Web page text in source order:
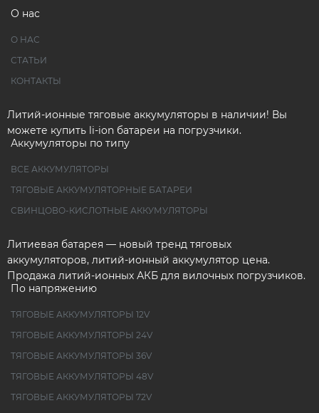
О нас
О НАС
СТАТЬИ
КОНТАКТЫ
Литий-ионные тяговые аккумуляторы в наличии! Вы
можете купить li-ion батареи на погрузчики.
Аккумуляторы по типу
ВСЕ АККУМУЛЯТОРЫ
ТЯГОВЫЕ АККУМУЛЯТОРНЫЕ БАТАРЕИ
СВИНЦОВО-КИСЛОТНЫЕ АККУМУЛЯТОРЫ
Литиевая батарея — новый тренд тяговых
аккумуляторов, литий-ионный аккумулятор цена.
Продажа литий-ионных АКБ для вилочных погрузчиков.
По напряжению
ТЯГОВЫЕ АККУМУЛЯТОРЫ 12V
ТЯГОВЫЕ АККУМУЛЯТОРЫ 24V
ТЯГОВЫЕ АККУМУЛЯТОРЫ 36V
ТЯГОВЫЕ АККУМУЛЯТОРЫ 48V
ТЯГОВЫЕ АККУМУЛЯТОРЫ 72V